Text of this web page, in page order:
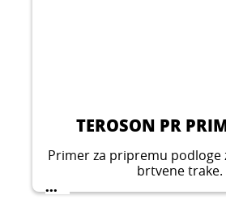
TEROSON PR
Primer za pripremu podloge
brtvene trake.
...